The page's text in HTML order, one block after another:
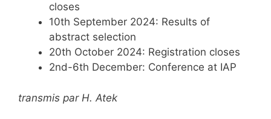
closes
10th September 2024: Results of
abstract selection
20th October 2024: Registration closes
2nd-6th December: Conference at IAP
transmis par H. Atek